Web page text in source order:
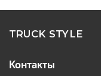
TRUCK STYLE
Контакты